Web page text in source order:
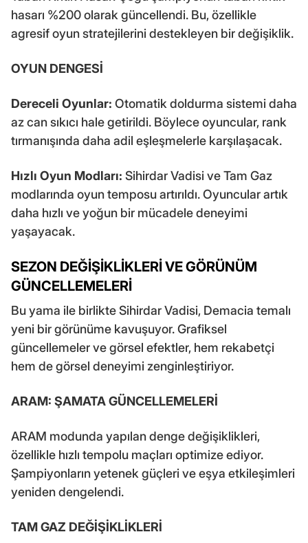
hasarı %200 olarak güncellendi. Bu, özellikle
agresif oyun stratejilerini destekleyen bir değişiklik.
OYUN DENGESİ
Dereceli Oyunlar: Otomatik doldurma sistemi daha
az can sıkıcı hale getirildi. Böylece oyuncular, rank
tırmanışında daha adil eşleşmelerle karşılaşacak.
Hızlı Oyun Modları: Sihirdar Vadisi ve Tam Gaz
modlarında oyun temposu artırıldı. Oyuncular artık
daha hızlı ve yoğun bir mücadele deneyimi
yaşayacak.
SEZON DEĞİŞİKLİKLERİ VE GÖRÜNÜM
GÜNCELLEMELERİ
Bu yama ile birlikte Sihirdar Vadisi, Demacia temalı
yeni bir görünüme kavuşuyor. Grafiksel
güncellemeler ve görsel efektler, hem rekabetçi
hem de görsel deneyimi zenginleştiriyor.
ARAM: ŞAMATA GÜNCELLEMELERİ
ARAM modunda yapılan denge değişiklikleri,
özellikle hızlı tempolu maçları optimize ediyor.
Şampiyonların yetenek güçleri ve eşya etkileşimleri
yeniden dengelendi.
TAM GAZ DEĞİŞİKLİKLERİ